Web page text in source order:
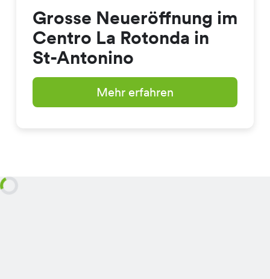
Grosse Neueröffnung im
Centro La Rotonda in
St-Antonino
Mehr erfahren